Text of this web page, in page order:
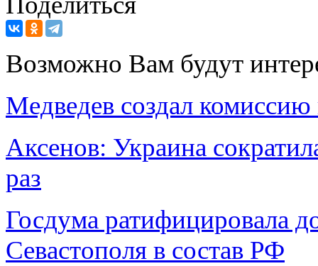
Возможно Вам будут
Медведев создал
Аксенов: Украина
раз
Госдума ратифицировала
Севастополя в состав РФ